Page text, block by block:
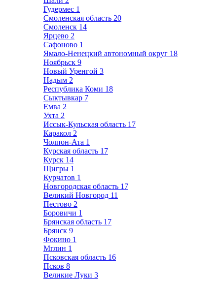
Гудермес 1
Смоленская область 20
Смоленск 14
Ярцево 2
Сафоново 1
Ямало-Ненецкий автономный округ 18
Ноябрьск 9
Новый Уренгой 3
Надым 2
Республика Коми 18
Сыктывкар 7
Емва 2
Ухта 2
Иссык-Кульская область 17
Каракол 2
Чолпон-Ата 1
Курская область 17
Курск 14
Щигры 1
Курчатов 1
Новгородская область 17
Великий Новгород 11
Пестово 2
Боровичи 1
Брянская область 17
Брянск 9
Фокино 1
Мглин 1
Псковская область 16
Псков 8
Великие Луки 3